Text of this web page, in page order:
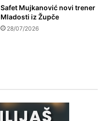
Safet Mujkanović novi trener
Mladosti iz Župče
28/07/2026